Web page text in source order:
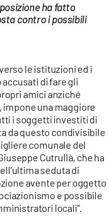
ha fatto
contro i possibili
le istituzioni ed i
di fare gli
amici anziché
una maggiore
i soggetti investiti di
da questo condivisibile
comunale del
Cutrullà, che ha
seduta di
avente per oggetto
e possibile
locali”.